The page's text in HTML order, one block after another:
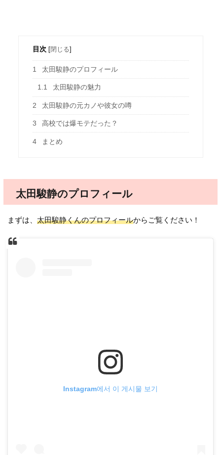
目次 [閉じる]
1 太田駿静のプロフィール
1.1 太田駿静の魅力
2 太田駿静の元カノや彼女の噂
3 高校では爆モテだった？
4 まとめ
太田駿静のプロフィール
まずは、太田駿静くんのプロフィールからご覧ください！
Instagram에서 이 게시물 보기